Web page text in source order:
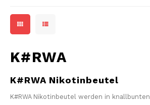
K#RWA
K#RWA Nikotinbeutel
K#RWA Nikotinbeutel werden in